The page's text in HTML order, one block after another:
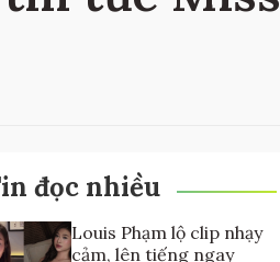
đọc nhiều
Louis Phạm lộ clip nhạy
cảm, lên tiếng ngay